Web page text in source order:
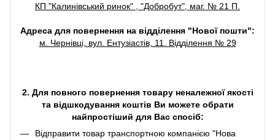
КП "Калинівський ринок" , "Добробут", маг. № 21 П.
Адреса для повернення на відділення "Нової пошти":
м. Чернівці, вул. Ентузіастів, 11. Відділення № 29
2. Для повного повернення товару неналежної якості
та відшкодування коштів Ви можете обрати
найпростіший для Вас спосіб:
Відправити товар транспортною компанією "Нова